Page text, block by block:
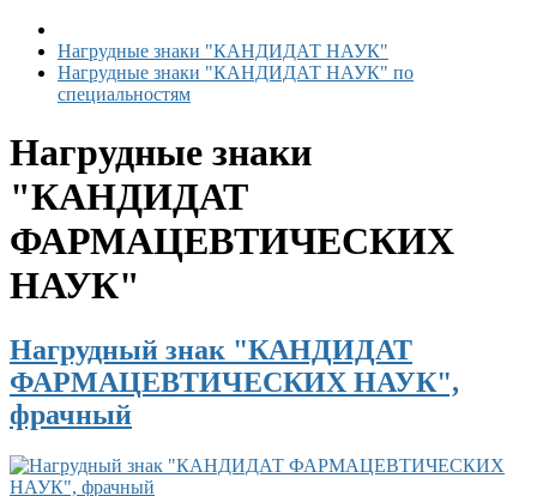
Нагрудные знаки "КАНДИДАТ НАУК"
Нагрудные знаки "КАНДИДАТ НАУК" по
специальностям
Нагрудные знаки
"КАНДИДАТ
ФАРМАЦЕВТИЧЕСКИХ
НАУК"
Нагрудный знак "КАНДИДАТ
ФАРМАЦЕВТИЧЕСКИХ НАУК",
фрачный